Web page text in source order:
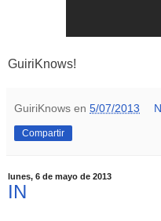
GuiriKnows!
GuiriKnows en 5/07/2013
Compartir
lunes, 6 de mayo de 2013
IN